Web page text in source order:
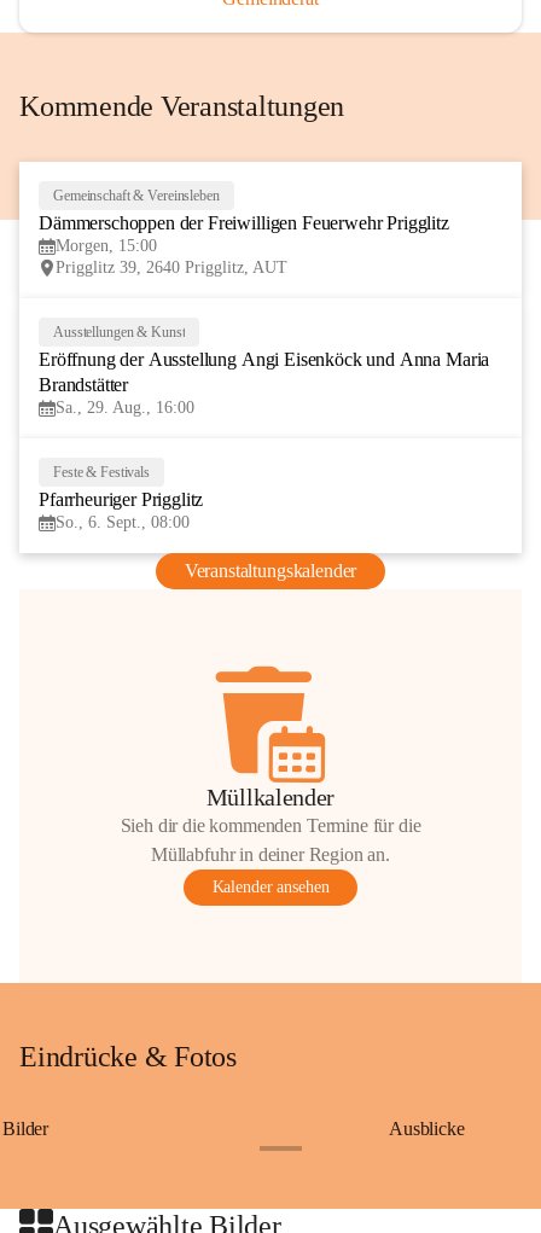
Kommende Veranstaltungen
Gemeinschaft & Vereinsleben
Dämmerschoppen der Freiwilligen Feuerwehr Prigglitz
Morgen, 15:00
Prigglitz 39, 2640 Prigglitz, AUT
AUG
Ausstellungen & Kunst
Eröffnung der Ausstellung Angi Eisenköck und Anna Maria
Brandstätter
Sa., 29. Aug., 16:00
Feste & Festivals
Pfarrheuriger Prigglitz
So., 6. Sept., 08:00
Veranstaltungskalender
Müllkalender
Sieh dir die kommenden Termine für die
Müllabfuhr in deiner Region an.
Kalender ansehen
Eindrücke & Fotos
Bilder Ausblicke
Ausgewählte Bilder